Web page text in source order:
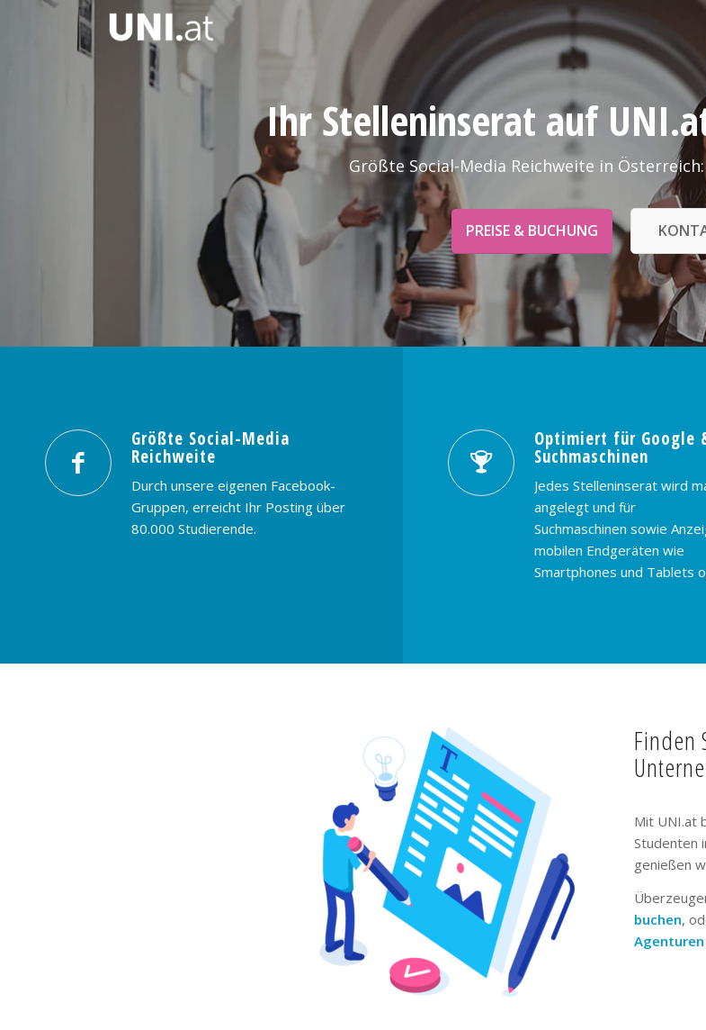
Ihr Stelleninserat auf
Größte Social-Media Reichweite in
PREISE & BUCHUNG
Größte Social-Media
Reichweite
Durch unsere eigenen Facebook-
Gruppen, erreicht Ihr Posting über
80.000 Studierende.
Optimiert für Google
Suchmaschinen
Jedes Stelleninserat wird
angelegt und für
Suchmaschinen sowie
mobilen Endgeräten wie
Smartphones und Tablets
Finden
Mit UNI.at
Studenten
genießen
buchen,
Agenturen